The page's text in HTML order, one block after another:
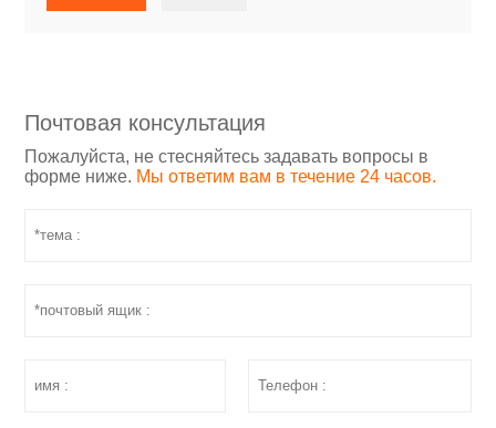
Почтовая консультация
Пожалуйста, не стесняйтесь задавать вопросы в
форме ниже. Мы ответим вам в течение 24 часов.